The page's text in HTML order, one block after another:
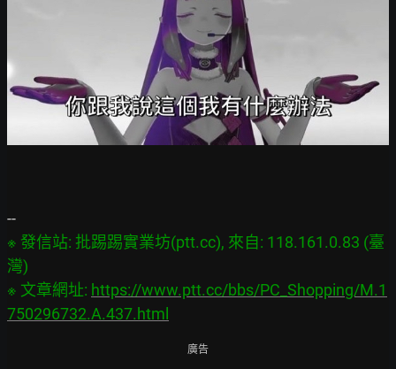
※ 發信站: 批踢踢實業坊(ptt.cc), 來自: 118.161.0.83 (臺
灣)
※ 文章網址: https://www.ptt.cc/bbs/PC_Shopping/M.1
750296732.A.437.html
廣告